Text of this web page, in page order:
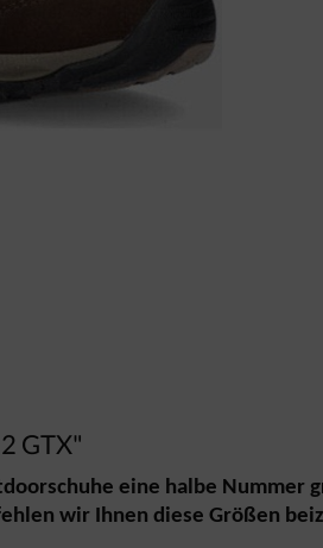
GTX"
eine halbe Nummer
wir Ihnen diese Größen